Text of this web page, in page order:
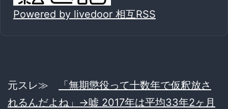
Powered by livedoor 相互RSS
元スレ≫
「無期懲役って十数年で仮釈放さ
れるんだよね」→嘘 2017年は平均33年2ヶ月